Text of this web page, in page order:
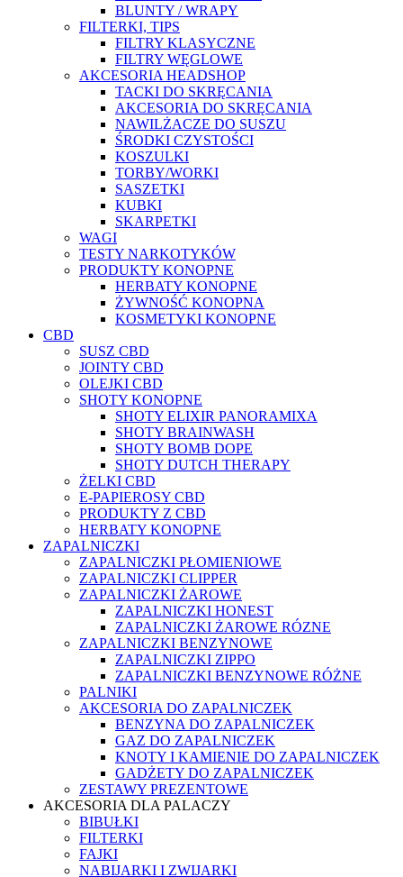
BLUNTY / WRAPY
FILTERKI, TIPS
FILTRY KLASYCZNE
FILTRY WĘGLOWE
AKCESORIA HEADSHOP
TACKI DO SKRĘCANIA
AKCESORIA DO SKRĘCANIA
NAWILŻACZE DO SUSZU
ŚRODKI CZYSTOŚCI
KOSZULKI
TORBY/WORKI
SASZETKI
KUBKI
SKARPETKI
WAGI
TESTY NARKOTYKÓW
PRODUKTY KONOPNE
HERBATY KONOPNE
ŻYWNOŚĆ KONOPNA
KOSMETYKI KONOPNE
CBD
SUSZ CBD
JOINTY CBD
OLEJKI CBD
SHOTY KONOPNE
SHOTY ELIXIR PANORAMIXA
SHOTY BRAINWASH
SHOTY BOMB DOPE
SHOTY DUTCH THERAPY
ŻELKI CBD
E-PAPIEROSY CBD
PRODUKTY Z CBD
HERBATY KONOPNE
ZAPALNICZKI
ZAPALNICZKI PŁOMIENIOWE
ZAPALNICZKI CLIPPER
ZAPALNICZKI ŻAROWE
ZAPALNICZKI HONEST
ZAPALNICZKI ŻAROWE RÓZNE
ZAPALNICZKI BENZYNOWE
ZAPALNICZKI ZIPPO
ZAPALNICZKI BENZYNOWE RÓŻNE
PALNIKI
AKCESORIA DO ZAPALNICZEK
BENZYNA DO ZAPALNICZEK
GAZ DO ZAPALNICZEK
KNOTY I KAMIENIE DO ZAPALNICZEK
GADŻETY DO ZAPALNICZEK
ZESTAWY PREZENTOWE
AKCESORIA DLA PALACZY
BIBUŁKI
FILTERKI
FAJKI
NABIJARKI I ZWIJARKI